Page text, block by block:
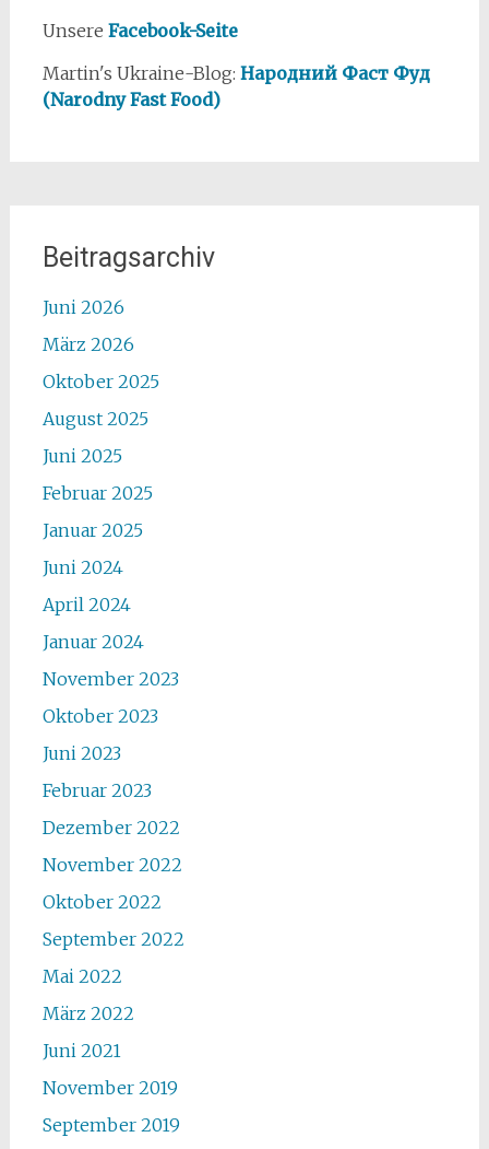
Unsere Facebook-Seite
Martin's Ukraine-Blog: Народний Фаст Фуд
(Narodny Fast Food)
Beitragsarchiv
Juni 2026
März 2026
Oktober 2025
August 2025
Juni 2025
Februar 2025
Januar 2025
Juni 2024
April 2024
Januar 2024
November 2023
Oktober 2023
Juni 2023
Februar 2023
Dezember 2022
November 2022
Oktober 2022
September 2022
Mai 2022
März 2022
Juni 2021
November 2019
September 2019